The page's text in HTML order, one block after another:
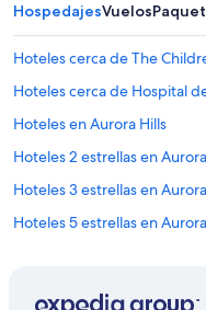
HospedajesVuelos
Hoteles cerca de The
Hoteles cerca de Hospital
Hoteles en Aurora Hills
Hoteles 2 estrellas en Aurora
Hoteles 3 estrellas en Aurora
Hoteles 5 estrellas en Aurora